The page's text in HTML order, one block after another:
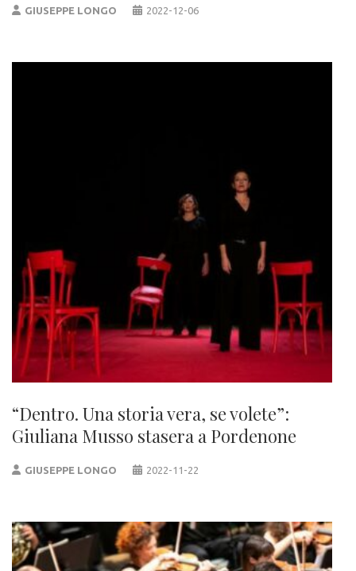
GIUSEPPE LONGO 2022-12-06
“Dentro. Una storia vera, se volete”:
Giuliana Musso stasera a Pordenone
GIUSEPPE LONGO 2022-11-22